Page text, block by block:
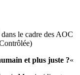
le cadre des AOC
et plus juste ?«